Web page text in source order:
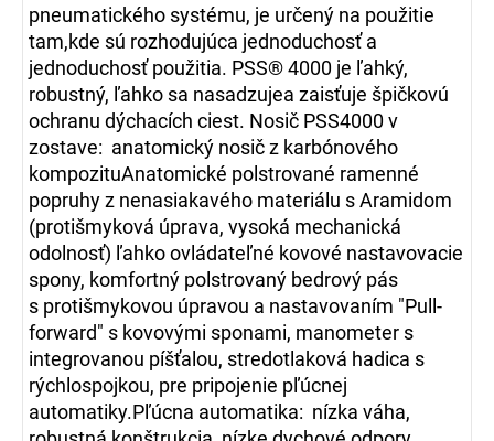
pneumatického systému, je určený na použitie
tam,kde sú rozhodujúca jednoduchosť a
jednoduchosť použitia. PSS® 4000 je ľahký,
robustný, ľahko sa nasadzujea zaisťuje špičkovú
ochranu dýchacích ciest. Nosič PSS4000 v
zostave: anatomický nosič z karbónového
kompozituAnatomické polstrované ramenné
popruhy z nenasiakavého materiálu s Aramidom
(protišmyková úprava, vysoká mechanická
odolnosť) ľahko ovládateľné kovové nastavovacie
spony, komfortný polstrovaný bedrový pás
s protišmykovou úpravou a nastavovaním "Pull-
forward" s kovovými sponami, manometer s
integrovanou píšťalou, stredotlaková hadica s
rýchlospojkou, pre pripojenie pľúcnej
automatiky.Pľúcna automatika: nízka váha,